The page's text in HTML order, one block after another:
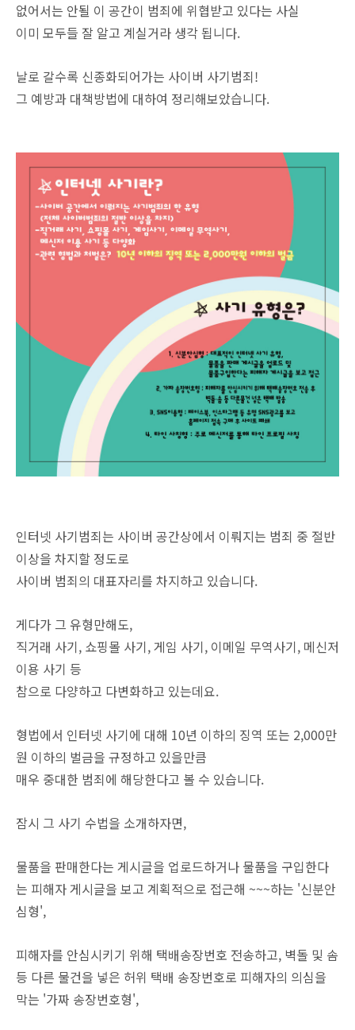
없어서는 안될 이 공간이 범죄에 위협받고 있다는 사실
이미 모두들 잘 알고 계실거라 생각 됩니다.
날로 갈수록 신종화되어가는 사이버 사기범죄!
그 예방과 대책방법에 대하여 정리해보았습니다.
인터넷 사기범죄는 사이버 공간상에서 이뤄지는 범죄 중 절반
이상을 차지할 정도로
사이버 범죄의 대표자리를 차지하고 있습니다.
게다가 그 유형만해도,
직거래 사기, 쇼핑몰 사기, 게임 사기, 이메일 무역사기, 메신저
이용 사기 등
참으로 다양하고 다변화하고 있는데요.
형법에서 인터넷 사기에 대해 10년 이하의 징역 또는 2,000만
원 이하의 벌금을 규정하고 있을만큼
매우 중대한 범죄에 해당한다고 볼 수 있습니다.
잠시 그 사기 수법을 소개하자면,
물품을 판매한다는 게시글을 업로드하거나 물품을 구입한다
는 피해자 게시글을 보고 계획적으로 접근해 ~~~하는 '신분안
심형',
피해자를 안심시키기 위해 택배송장번호 전송하고, 벽돌 및 솜
등 다른 물건을 넣은 허위 택배 송장번호로 피해자의 의심을
막는 '가짜 송장번호형',